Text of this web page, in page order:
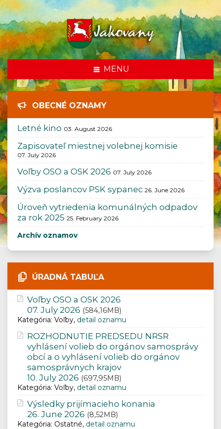
som tu
MENU
OBECNÉ OZNAMY
Letné kino 03. August 2026
Zapisovateľ miestnej volebnej komisie
07. July 2026
Voľby OSO a OSK 2026 07. July 2026
Výzva poslancov PSK sypanec 26. June 2026
Úroveň vytriedenia komunálných odpadov
za rok 2025 25. February 2026
Archív oznamov
ÚRADNÁ TABUĽA
Voľby OSO a OSK 2026
07. July 2026 (584,16MB)
Kategória: Voľby, detail oznamu
ROZHODNUTIE PREDSEDU NRSR
vyhlásení volieb do orgánov samosprávy
obcí a o vyhlásení volieb do orgánov
samosprávnych krajov
10. July 2026 (697,95MB)
Kategória: Voľby, detail oznamu
Výsledky prijímacieho konania
26. June 2026 (8,52MB)
Kategória: Ostatné, detail oznamu